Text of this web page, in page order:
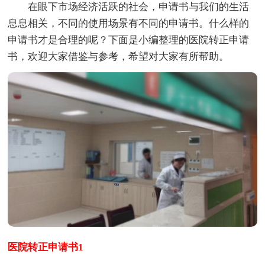
在眼下市场经济活跃的社会，申请书与我们的生活
息息相关，不同的使用场景有不同的申请书。什么样的
申请书才是合理的呢？下面是小编整理的医院转正申请
书，欢迎大家借鉴与参考，希望对大家有所帮助。
医院转正申请书1